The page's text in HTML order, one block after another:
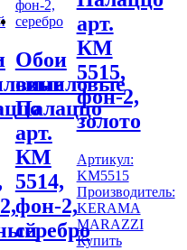
Обои
виниловые
Палаццо
арт.
КМ
5514,
фон-2,
серебро
арт.
КМ
5515,
фон-2,
золото
Артикул:
KM5515
Производитель:
KERAMA
MARAZZI
Купить